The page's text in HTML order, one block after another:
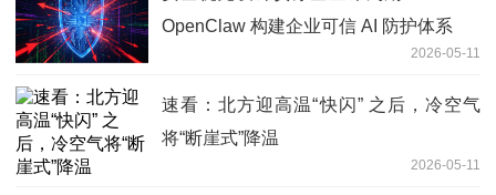
OpenClaw 构建企业可信 AI 防护体系
2026-05-11
速看：北方迎高温“快闪” 之后，冷空气
将“断崖式”降温
2026-05-11